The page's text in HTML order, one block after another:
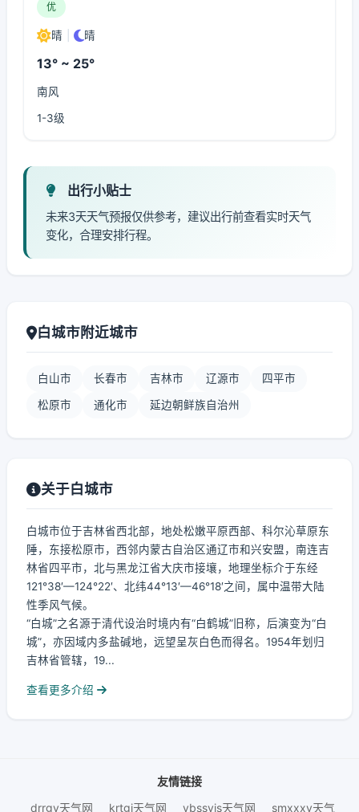
优
晴 晴
13° ~ 25°
南风
1-3级
出行小贴士
未来3天天气预报仅供参考，建议出行前查看实时天气
变化，合理安排行程。
白城市附近城市
白山市 长春市 吉林市 辽源市 四平市
松原市 通化市 延边朝鲜族自治州
关于白城市
白城市位于吉林省西北部，地处松嫩平原西部、科尔沁草原东
陲，东接松原市，西邻内蒙古自治区通辽市和兴安盟，南连吉
林省四平市，北与黑龙江省大庆市接壤，地理坐标介于东经
121°38′—124°22′、北纬44°13′—46°18′之间，属中温带大陆
性季风气候。
“白城”之名源于清代设治时境内有“白鹤城”旧称，后演变为“白
城”，亦因域内多盐碱地，远望呈灰白色而得名。1954年划归
吉林省管辖，19...
查看更多介绍
友情链接
drrgy天气网
krtgj天气网 ybssyjs天气网 smxxxy天气